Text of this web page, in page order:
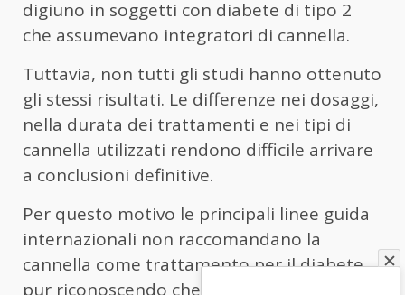
digiuno in soggetti con diabete di tipo 2
che assumevano integratori di cannella.
Tuttavia, non tutti gli studi hanno ottenuto
gli stessi risultati. Le differenze nei dosaggi,
nella durata dei trattamenti e nei tipi di
cannella utilizzati rendono difficile arrivare
a conclusioni definitive.
Per questo motivo le principali linee guida
internazionali non raccomandano la
cannella come trattamento per il diabete,
pur riconoscendo che potrebbe avere